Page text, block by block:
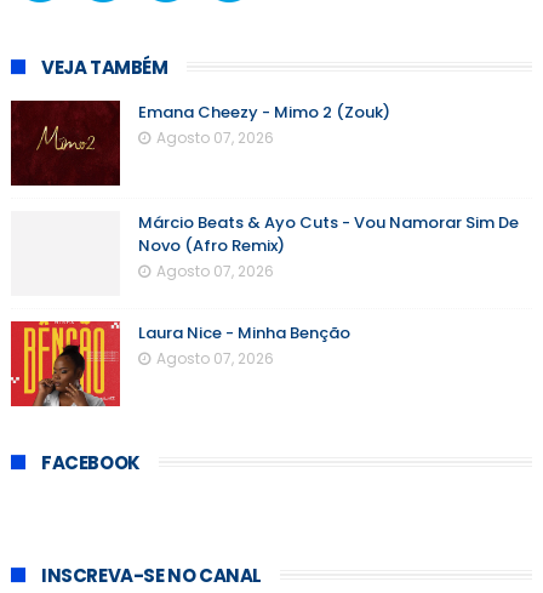
VEJA TAMBÉM
Emana Cheezy - Mimo 2 (Zouk)
Agosto 07, 2026
Márcio Beats & Ayo Cuts - Vou Namorar Sim De
Novo (Afro Remix)
Agosto 07, 2026
Laura Nice - Minha Benção
Agosto 07, 2026
FACEBOOK
INSCREVA-SE NO CANAL